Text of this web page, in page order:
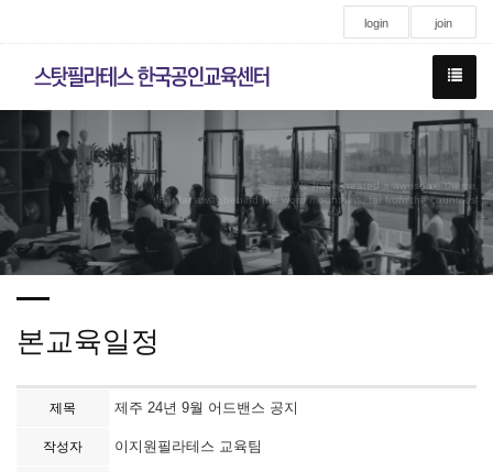
login join
We have created a awesome theme
Far far away,behind the word mountains, far from the countries
본교육일정
제목 제주 24년 9월 어드밴스 공지
작성자 이지원필라테스 교육팀